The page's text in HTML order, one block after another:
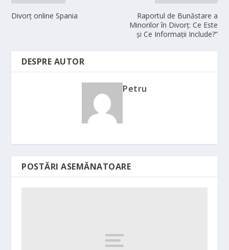
Divorț online Spania
Raportul de Bunăstare a
Minorilor în Divorț: Ce Este
și Ce Informații Include?”
DESPRE AUTOR
Petru
POSTĂRI ASEMĂNATOARE